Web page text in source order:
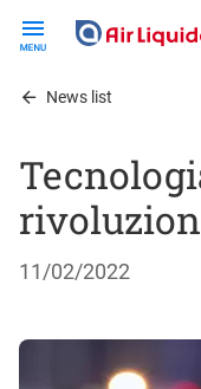
contentNews list
11/02/2022